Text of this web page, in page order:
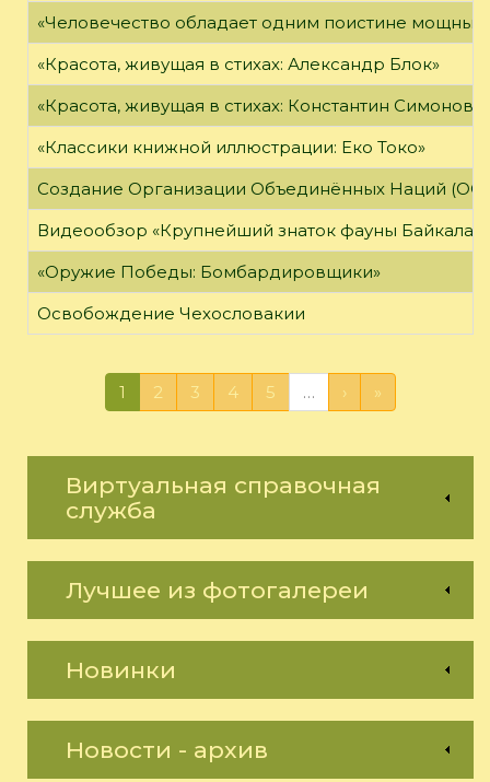
«Человечество обладает одним поистине
«Красота, живущая в стихах: Александр Блок»
«Красота, живущая в стихах: Константин Симонов»
«Классики книжной иллюстрации: Еко Токо»
Создание Организации Объединённых Наций
Видеообзор «Крупнейший знаток фауны Байкала»
«Оружие Победы: Бомбардировщики»
Освобождение Чехословакии
1 2 3 4 5 … › »
Виртуальная справочная
служба
Лучшее из фотогалереи
Новинки
Новости - архив